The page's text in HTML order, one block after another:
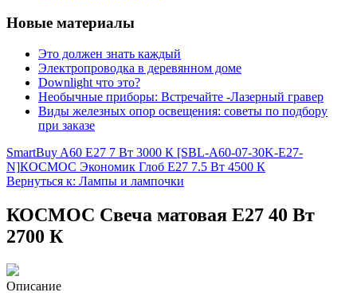
Новые материалы
Это должен знать каждый
Электропроводка в деревянном доме
Downlight что это?
Необычные приборы: Встречайте -Лазерный гравер
Виды железных опор освещения: советы по подбору
при заказе
SmartBuy A60 E27 7 Вт 3000 К [SBL-A60-07-30K-E27-
N]КОСМОС Экономик Глоб Е27 7.5 Вт 4500 К
Вернуться к: Лампы и лампочки
КОСМОС Свеча матовая E27 40 Вт
2700 К
Описание